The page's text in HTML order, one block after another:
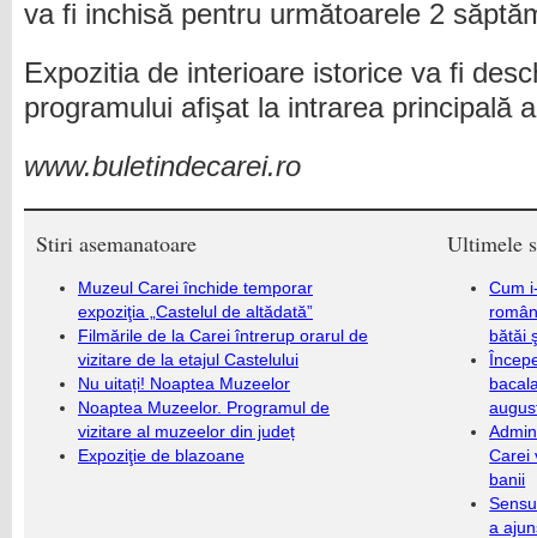
va fi inchisă pentru următoarele 2
Expozitia de interioare istorice va fi
programului afişat la intrarea principală
www.buletindecarei.ro
Stiri asemanatoare
Muzeul Carei închide temporar
expoziţia „Castelul de altădată”
Filmările de la Carei întrerup orarul de
vizitare de la etajul Castelului
Nu uitați! Noaptea Muzeelor
Noaptea Muzeelor. Programul de
vizitare al muzeelor din județ
Expoziţie de blazoane
Ultimele
Cum
bătăi
Carei
banii
a